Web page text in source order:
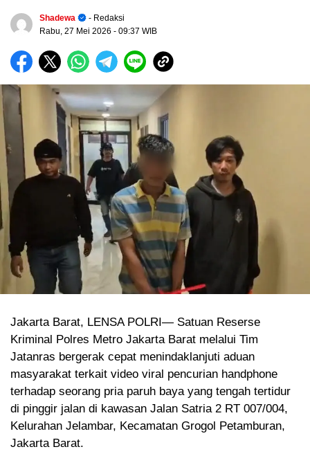
Shadewa
- Redaksi
Rabu, 27 Mei 2026 - 09:37 WIB
Jakarta Barat, LENSA POLRI— Satuan Reserse
Kriminal Polres Metro Jakarta Barat melalui Tim
Jatanras bergerak cepat menindaklanjuti aduan
masyarakat terkait video viral pencurian handphone
terhadap seorang pria paruh baya yang tengah tertidur
di pinggir jalan di kawasan Jalan Satria 2 RT 007/004,
Kelurahan Jelambar, Kecamatan Grogol Petamburan,
Jakarta Barat.